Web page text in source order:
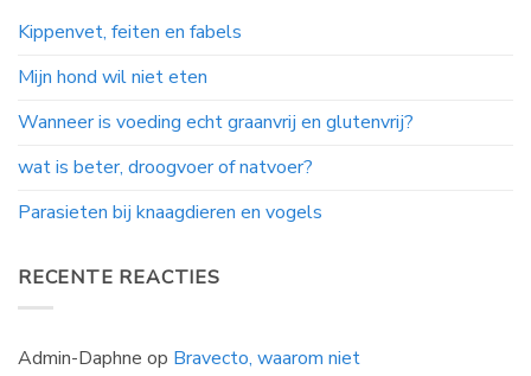
Kippenvet, feiten en fabels
Mijn hond wil niet eten
Wanneer is voeding echt graanvrij en glutenvrij?
wat is beter, droogvoer of natvoer?
Parasieten bij knaagdieren en vogels
RECENTE REACTIES
Admin-Daphne op Bravecto, waarom niet